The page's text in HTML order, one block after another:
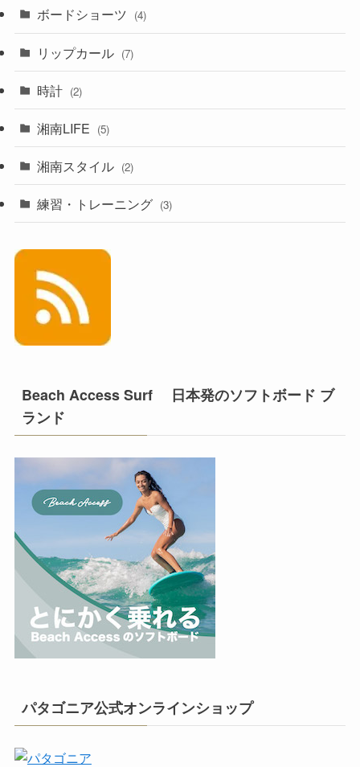
ボードショーツ (4)
リップカール (7)
時計 (2)
湘南LIFE (5)
湘南スタイル (2)
練習・トレーニング (3)
Beach Access Surf 日本発のソフトボード ブ
ランド
パタゴニア公式オンラインショップ